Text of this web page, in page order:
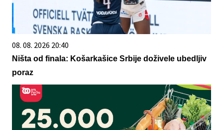
08. 08. 2026 20:40
Ništa od finala: Košarkašice Srbije doživele ubedljiv
poraz